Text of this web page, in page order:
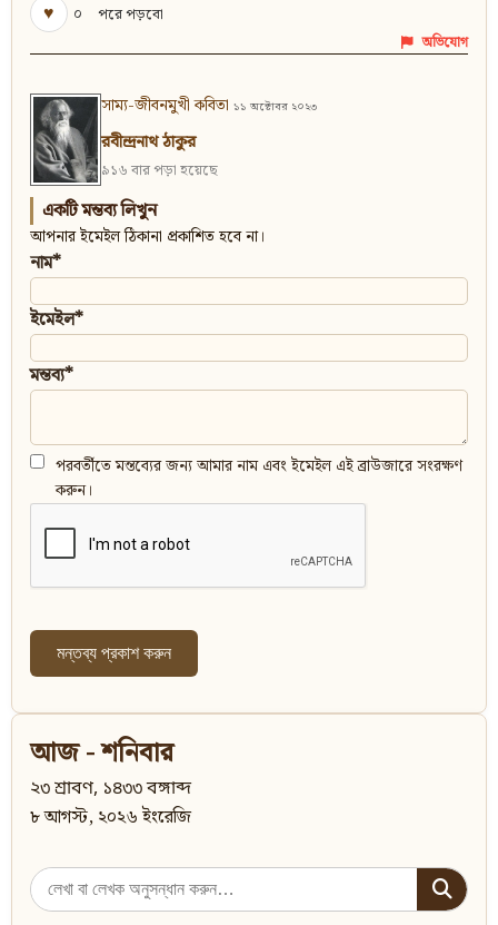
♥
০ পরে পড়বো
অভিযোগ
সাম্য-জীবনমুখী কবিতা ১১ অক্টোবর ২০২৩
রবীন্দ্রনাথ ঠাকুর
৯১৬ বার পড়া হয়েছে
একটি মন্তব্য লিখুন
আপনার ইমেইল ঠিকানা প্রকাশিত হবে না।
নাম*
ইমেইল*
মন্তব্য*
পরবর্তীতে মন্তব্যের জন্য আমার নাম এবং ইমেইল এই ব্রাউজারে সংরক্ষণ
করুন।
আজ - শনিবার
২৩ শ্রাবণ, ১৪৩৩ বঙ্গাব্দ
৮ আগস্ট, ২০২৬ ইংরেজি
Search
for: